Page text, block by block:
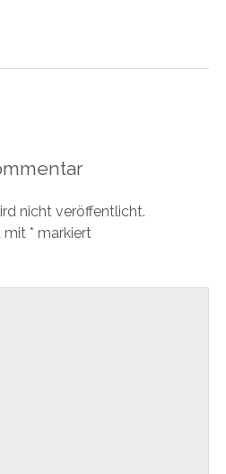
nicht veröffentlicht.
mit * markiert